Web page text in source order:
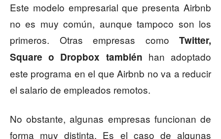
Este modelo empresarial que presenta Airbnb
no es muy común, aunque tampoco son los
primeros. Otras empresas como Twitter,
Square o Dropbox también han adoptado
este programa en el que Airbnb no va a reducir
el salario de empleados remotos.
No obstante, algunas empresas funcionan de
forma muy distinta. Es el caso de algunas